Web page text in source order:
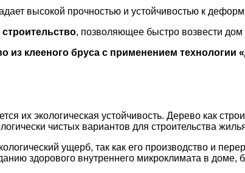
высокой прочностью и устойчивостью к
, позволяющее быстро возвести
из клееного бруса с применением технологии
их экологическая устойчивость. Дерево как
чистых вариантов для строительства
ущерб, так как его производство и
здорового внутреннего микроклимата в доме,